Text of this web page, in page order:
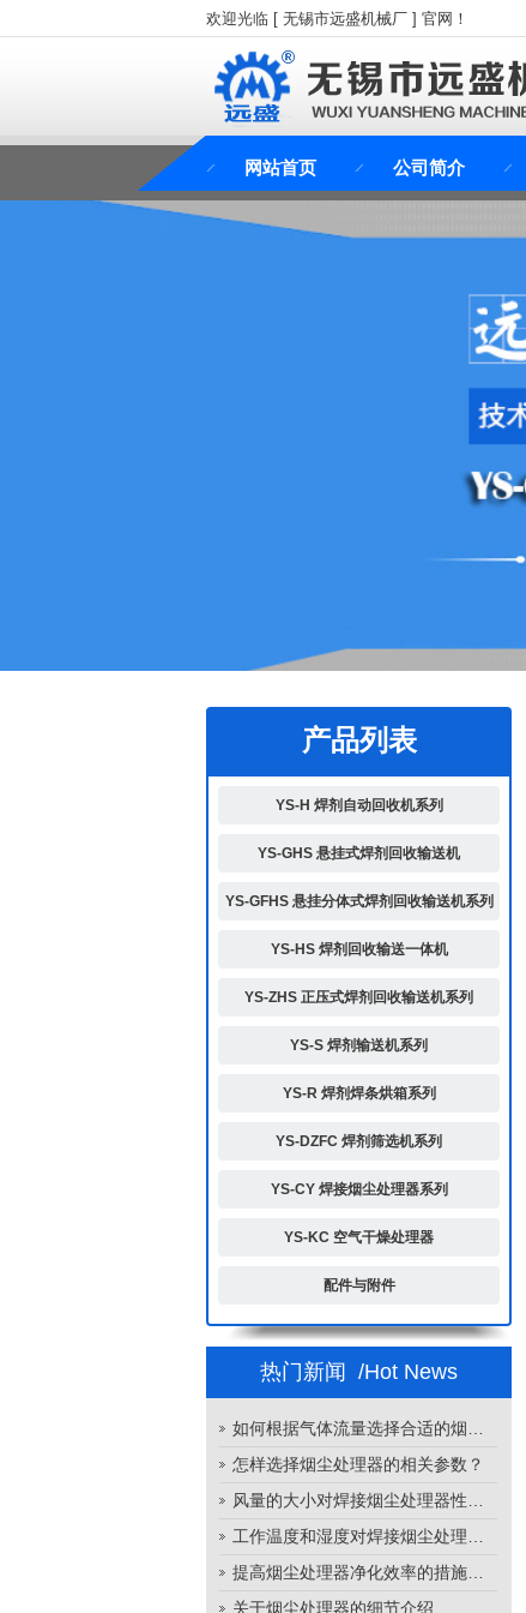
欢迎光临 [ 无锡市远盛机械厂 ] 官网！
网站首页 公司简介
产品列表
YS-H 焊剂自动回收机系列
YS-GHS 悬挂式焊剂回收输送机
YS-GFHS 悬挂分体式焊剂回收输送机系列
YS-HS 焊剂回收输送一体机
YS-ZHS 正压式焊剂回收输送机系列
YS-S 焊剂输送机系列
YS-R 焊剂焊条烘箱系列
YS-DZFC 焊剂筛选机系列
YS-CY 焊接烟尘处理器系列
YS-KC 空气干燥处理器
配件与附件
热门新闻 /Hot News
怎样选择烟尘处理器的相关参数？
关于烟尘处理器的细节介绍